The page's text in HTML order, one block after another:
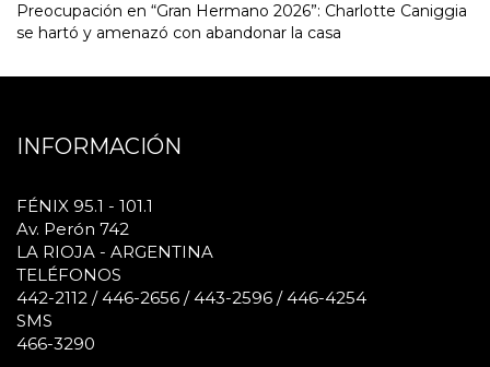
Preocupación en “Gran Hermano 2026”: Charlotte Caniggia
se hartó y amenazó con abandonar la casa
INFORMACIÓN
FÉNIX 95.1 - 101.1
Av. Perón 742
LA RIOJA - ARGENTINA
TELÉFONOS
442-2112 / 446-2656 / 443-2596 / 446-4254
SMS
466-3290